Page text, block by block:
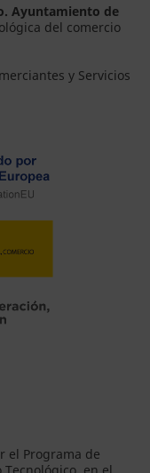
Ayuntamiento de
del comercio
y Servicios
el Programa de
en el